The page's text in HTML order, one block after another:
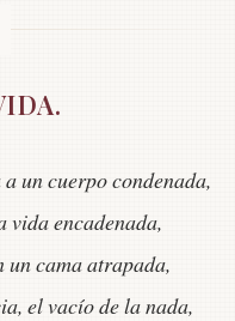
un cuerpo condenada,
vida encadenada,
un cama atrapada,
el vacío de la nada,